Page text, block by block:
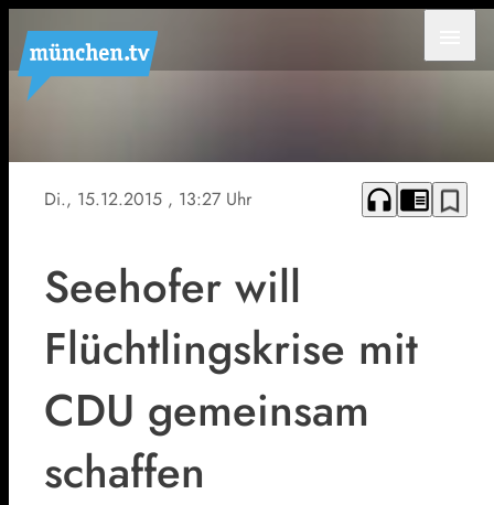
Horst Seehofer will
Flüchtlingsobergrenze
Di., 15.12.2015 , 13:27 Uhr headphones chrome_reader_mode bookmark_border
Seehofer will
Flüchtlingskrise mit
CDU gemeinsam
schaffen